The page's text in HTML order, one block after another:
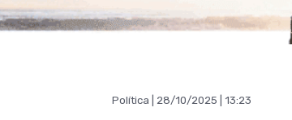
Política | 28/10/2025 | 13:23